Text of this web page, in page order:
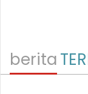
berita